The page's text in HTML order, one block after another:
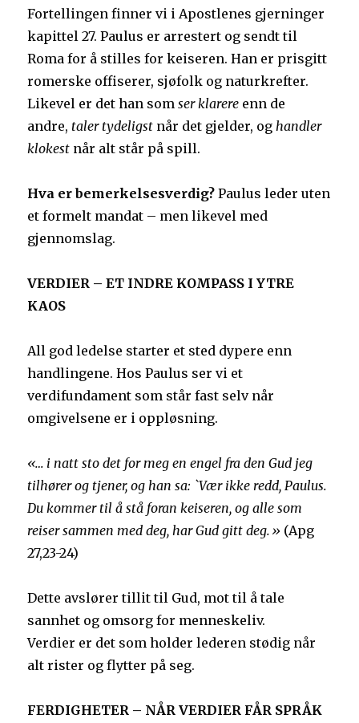
Fortellingen finner vi i Apostlenes gjerninger
kapittel 27. Paulus er arrestert og sendt til
Roma for å stilles for keiseren. Han er prisgitt
romerske offiserer, sjøfolk og naturkrefter.
Likevel er det han somser klarere enn de
andre, taler tydeligst når det gjelder, og handler
klokest når alt står på spill.
Hva er bemerkelsesverdig? Paulus leder uten
et formelt mandat – men likevel med
gjennomslag.
VERDIER – ET INDRE KOMPASS I YTRE
KAOS
All god ledelse starter et sted dypere enn
handlingene. Hos Paulus ser vi et
verdifundament som står fast selv når
omgivelsene er i oppløsning.
«… i natt sto det for meg en engel fra den Gud jeg
tilhører og tjener, og han sa: `Vær ikke redd, Paulus.
Du kommer til å stå foran keiseren, og alle som
reiser sammen med deg, har Gud gitt deg.» (Apg
27,23-24)
Dette avslører tillit til Gud, mot til å tale
sannhet og omsorg for menneskeliv.
Verdier er det som holder lederen stødig når
alt rister og flytter på seg.
FERDIGHETER – NÅR VERDIER FÅR SPRÅK